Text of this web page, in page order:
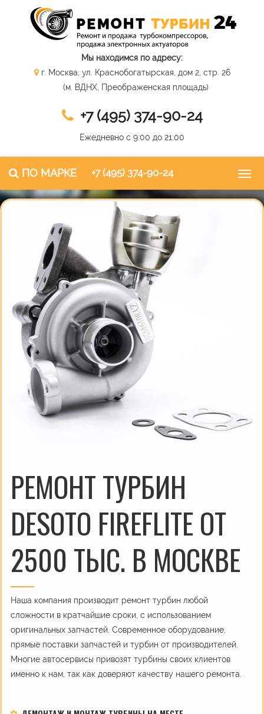
Мы находимся по адресу:
г. Москва, ул. Краснобогатырская, дом 2, стр. 26
(м. ВДНХ, Преображенская площадь)
+7 (495) 374-90-24
Ежедневно с 9:00 до 21:00
ПО МАРКЕ +7 (495) 374-90-24
РЕМОНТ ТУРБИН
DESOTO FIREFLITE ОТ
2500 ТЫС. В МОСКВЕ
Наша компания производит ремонт турбин любой
сложности в кратчайшие сроки, с использованием
оригинальных запчастей. Современное оборудование,
прямые поставки запчастей и турбин от производителей.
Многие автосервисы привозят турбины своих клиентов
именно к нам, так как доверяют качеству нашего ремонта.